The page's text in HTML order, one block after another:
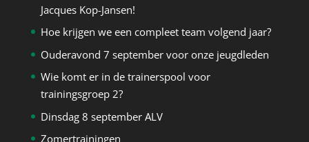
Jacques Kop-Jansen!
Hoe krijgen we een compleet team volgend jaar?
Ouderavond 7 september voor onze jeugdleden
Wie komt er in de trainerspool voor
trainingsgroep 2?
Dinsdag 8 september ALV
Zomertrainingen